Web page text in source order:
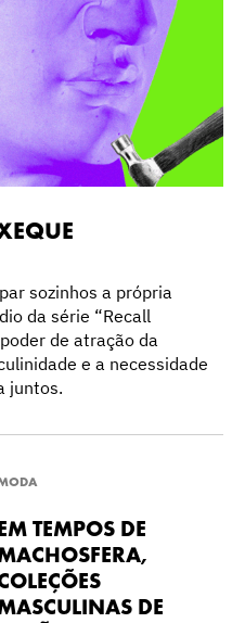
sozinhos a própria
da série “Recall
de atração da
e a necessidade
juntos.
TEMPOS DE
DE